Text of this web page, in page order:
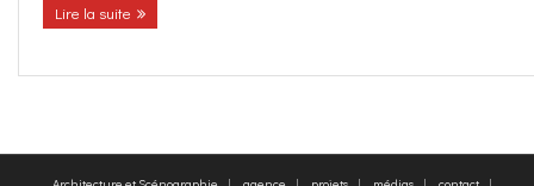
Lire la suite